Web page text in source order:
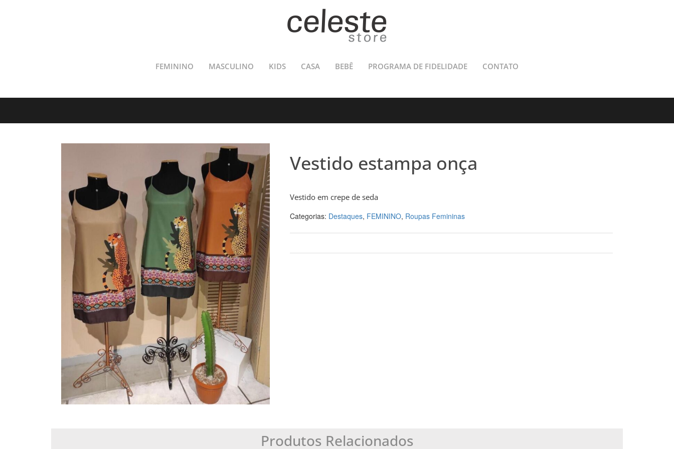
FEMININO MASCULINO KIDS CASA BEBÊ PROGRAMA DE FIDELIDADE CONTATO
Vestido estampa onça
Vestido em crepe de seda
Categorias: Destaques, FEMININO, Roupas Femininas
Produtos Relacionados